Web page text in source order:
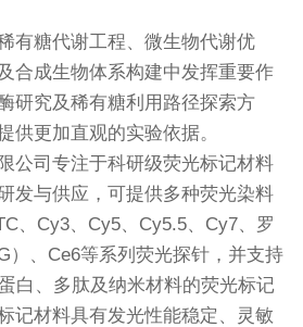
有糖代谢工程、微生物代谢优
合成生物体系构建中发挥重要作
研究及稀有糖利用路径探索方
供更加直观的实验依据。
公司专注于科研级荧光标记材料
发与供应，可提供多种荧光染料
、Cy3、Cy5、Cy5.5、Cy7、罗
）、Ce6等系列荧光探针，并支持
白、多肽及纳米材料的荧光标记
记材料具有发光性能稳定、灵敏